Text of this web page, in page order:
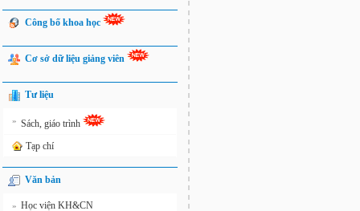
Công bố khoa học
Cơ sở dữ liệu giảng viên
Tư liệu
» Sách, giáo trình
Tạp chí
Văn bản
» Học viện KH&CN